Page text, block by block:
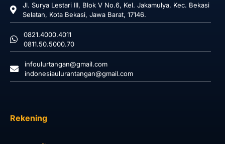
Jl. Surya Lestari III, Blok V No.6, Kel. Jakamulya, Kec. Bekasi
Selatan, Kota Bekasi, Jawa Barat, 17146.
0821.4000.4011
0811.50.5000.70
infoulurtangan@gmail.com
indonesiaulurantangan@gmail.com
Rekening